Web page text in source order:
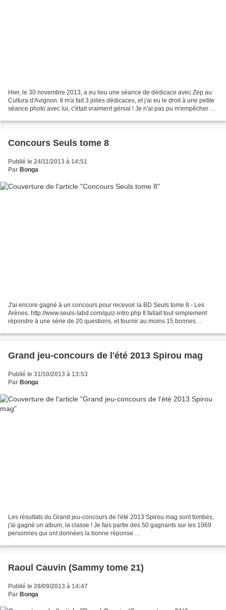
Hier, le 30 novembre 2013, a eu lieu une séance de dédicace avec Zep au
Cultura d'Avignon. Il m'a fait 3 jolies dédicaces, et j'ai eu le droit à une petite
séance photo avec lui, c'était vraiment génial ! Je n'ai pas pu m'empêcher de
Concours Seuls tome 8
Publié le 24/11/2013 à 14:51
Par Bonga
J'ai encore gagné à un concours pour recevoir la BD Seuls tome 8 - Les
Arènes. http://www.seuls-labd.com/quiz-intro.php Il fallait tout simplement
répondre à une série de 20 questions, et fournir au moins 15 bonnes
Grand jeu-concours de l'été 2013 Spirou mag
Publié le 31/10/2013 à 13:53
Par Bonga
Les résultats du Grand jeu-concours de l'été 2013 Spirou mag sont tombés,
j'ai gagné un album, la classe ! Je fais partie des 50 gagnants sur les 1069
personnes qui ont données la bonne réponse.
Raoul Cauvin (Sammy tome 21)
Publié le 28/09/2013 à 14:47
Par Bonga